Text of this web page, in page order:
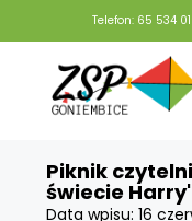
Telefon: 65 534
Piknik
świecie
Data wpisu:16